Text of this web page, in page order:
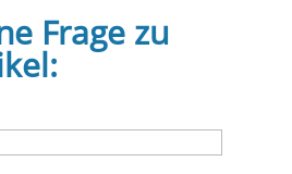
Frage zu